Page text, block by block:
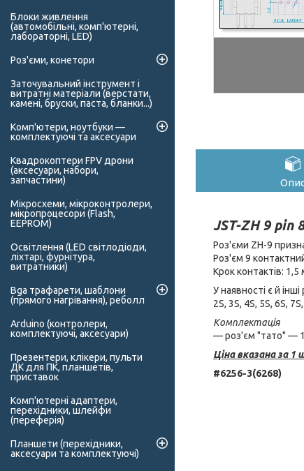
JST-ZH 9 pin
Роз'єми ZH-9
Роз'єм 9
Крок контактів: 1,5
У наявності є й інші
2S, 3S, 4S, 5S, 6S,
Комплектація
— роз'єм "тато" —
Ціна вказана за 1
#6256-3(6268)
Блоки живлення
(автомобільні, комп'ютерні,
лабораторні, LED)
Роз'єми, конетори
Заточувальний інструмент і
витратні матеріали (верстати,
камені, бруски, паста, бланки...)
Комп'ютери, ноутбуки —
комплектуючі та аксесуари
Квадрокоптери FPV дрони
(аксесуари, набори,
запчастини)
Мікросхеми, мікроконтролери,
мікропроцесори (Flash,
EEPROM)
Освітлення (LED світлодіоди,
ліхтарі, фурнітура,
витратники)
Bga трафарети, шаблони
(прямого нагрівання), реболл
Arduino (контролери,
комплектуючі, аксесуари)
Презентери, клікери, пульти
ДК для ПК, планшетів,
приставок
Комп'ютерні адаптери,
перехідники, шлейфи
(переферія)
Планшети (перехідники,
аксесуари та комплектуючі)